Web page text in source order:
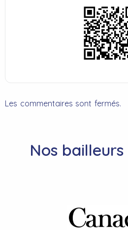
Les commentaires sont fermés.
Nos